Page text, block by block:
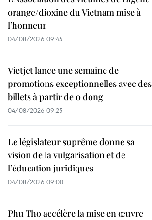
orange/dioxine du Vietnam mise à
l’honneur
04/08/2026 09:45
Vietjet lance une semaine de
promotions exceptionnelles avec des
billets à partir de 0 dong
04/08/2026 09:25
Le législateur suprême donne sa
vision de la vulgarisation et de
l’éducation juridiques
04/08/2026 09:00
Phu Tho accélère la mise en œuvre